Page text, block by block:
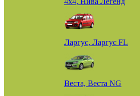
Ларгус, Ларгус FL
Веста, Веста NG